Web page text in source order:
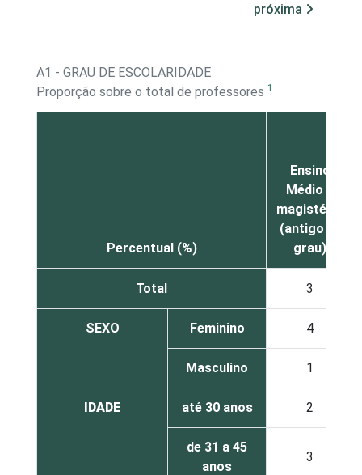
próxima
A1 - GRAU DE ESCOLARIDADE
Proporção sobre o total de professores 1
Percentual (%)
Ensino
Médio –
magistério
(antigo 2º
grau)
Total 3
SEXO Feminino 4
Masculino 1
IDADE até 30 anos 2
de 31 a 45
anos
3